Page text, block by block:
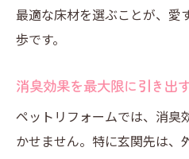
最適な床材を選ぶことが、愛
歩です。
消臭効果を最大限に引き出
ペットリフォームでは、消臭
かせません。特に玄関先は、